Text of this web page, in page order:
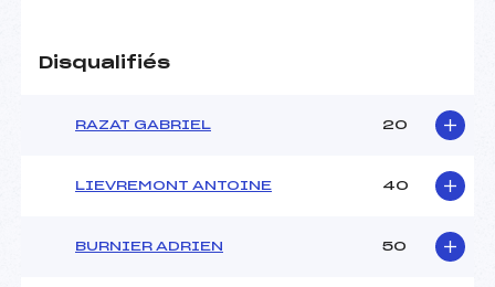
Disqualifiés
RAZAT GABRIEL 20
LIEVREMONT ANTOINE 40
BURNIER ADRIEN 50